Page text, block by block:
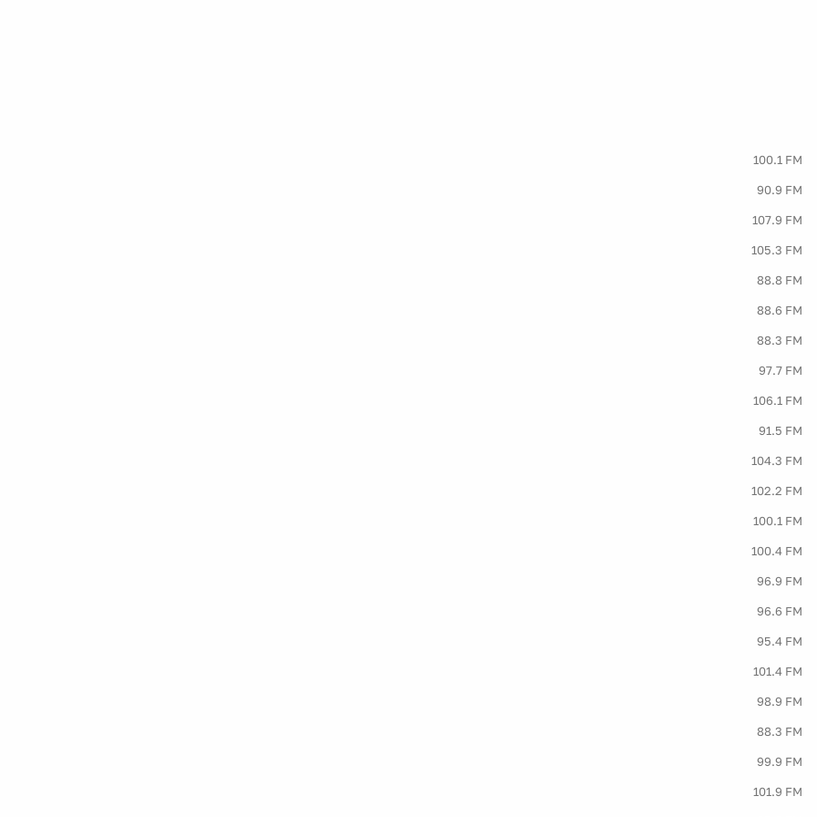
100.1 FM
90.9 FM
107.9 FM
105.3 FM
88.8 FM
88.6 FM
88.3 FM
97.7 FM
106.1 FM
91.5 FM
104.3 FM
102.2 FM
100.1 FM
100.4 FM
96.9 FM
96.6 FM
95.4 FM
101.4 FM
98.9 FM
88.3 FM
99.9 FM
101.9 FM